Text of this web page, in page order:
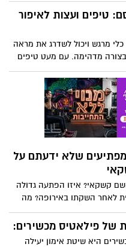
ומקצועית, ולגרום ללחץ
זאת, אנחנו חיים בעידן שבו
טיפים ועצות לאיפור
כלי מרגש ויכול לשדרג את מראה
מדהימה. עם מעט טיפים
לך איפור מושלם שיוסיף לך
וידגיש את מאפייני הפנים שלך
מפתיעים שלא ידעתם על
קשקאי? איזו הפתעה גדולה
לאחר השקתו באירופה? מה
הבטיחות של הקרוסאובר
מוזר הכינו לו הבריטים?
של פילאטיס מכשירים:
היא שיטת אימון יעילה